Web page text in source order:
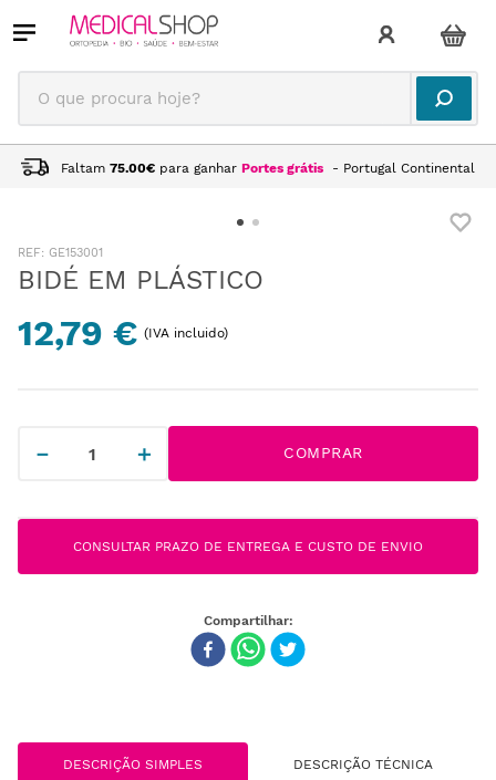
O que procura hoje?
Faltam 75.00€ para ganhar Portes grátis - Portugal Continental
: GE153001
BIDÉ EM PLÁSTICO
12,79 € (IVA incluido)
＋
－ COMPRAR
CONSULTAR PRAZO DE ENTREGA E CUSTO DE ENVIO
DESCRIÇÃO SIMPLES DESCRIÇÃO TÉCNICA